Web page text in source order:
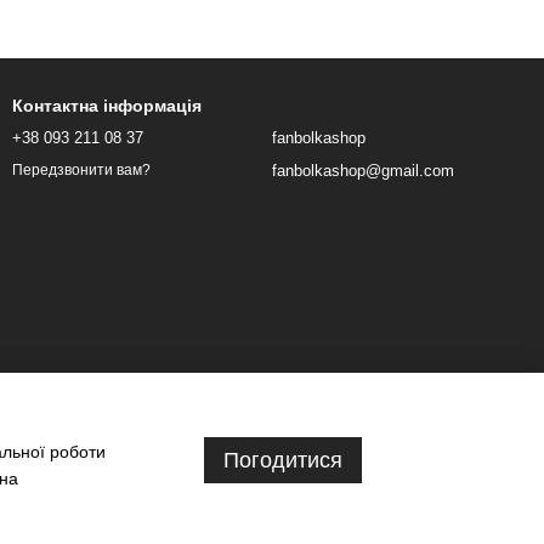
Контактна інформація
+38 093 211 08 37
Передзвонити вам?
fanbolkashop
fanbolkashop@gmail.com
роботи
Погодитися